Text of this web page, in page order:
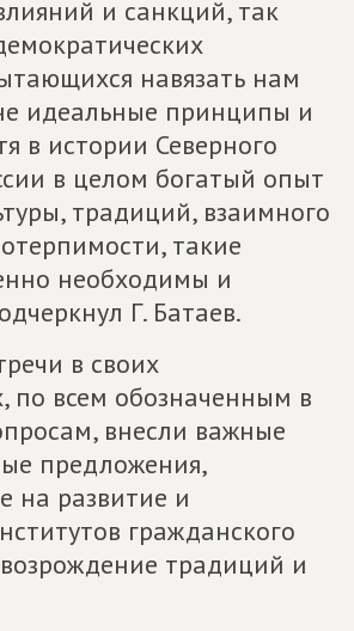
и санкций, так
навязать нам
идеальные принципы и
в истории Северного
в целом богатый опыт
традиций, взаимного
такие
необходимы и
Г. Батаев.
в своих
по всем обозначенным в
внесли важные
предложения,
на развитие и
гражданского
традиций и